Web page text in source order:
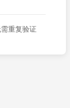
重复验证